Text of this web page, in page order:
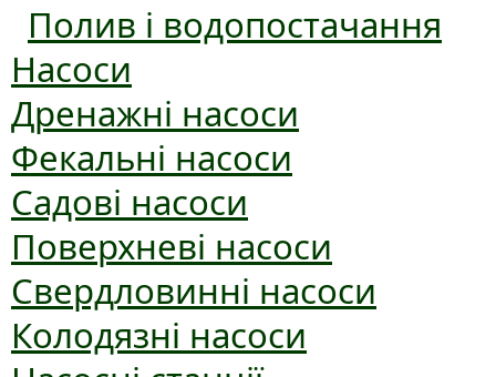
Полив і водопостачання
Насоси
Дренажні насоси
Фекальні насоси
Садові насоси
Поверхневі насоси
Свердловинні насоси
Колодязні насоси